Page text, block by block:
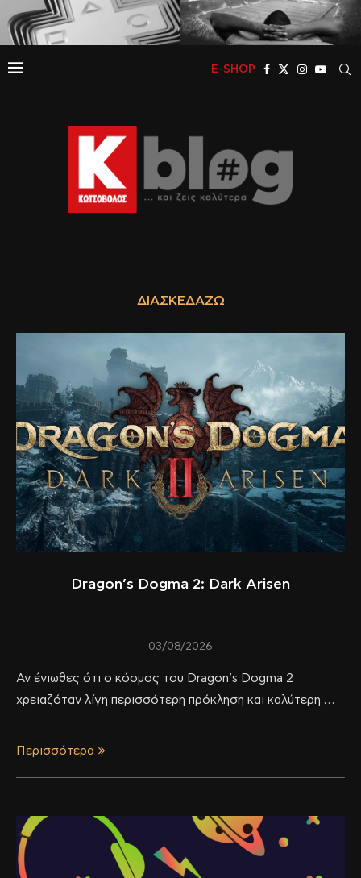
E-SHOP
ΔΙΑΣΚΕΔΆΖΩ
Dragon’s Dogma 2: Dark Arisen
03/08/2026
Αν ένιωθες ότι ο κόσμος του Dragon’s Dogma 2
χρειαζόταν λίγη περισσότερη πρόκληση και καλύτερη …
Περισσότερα